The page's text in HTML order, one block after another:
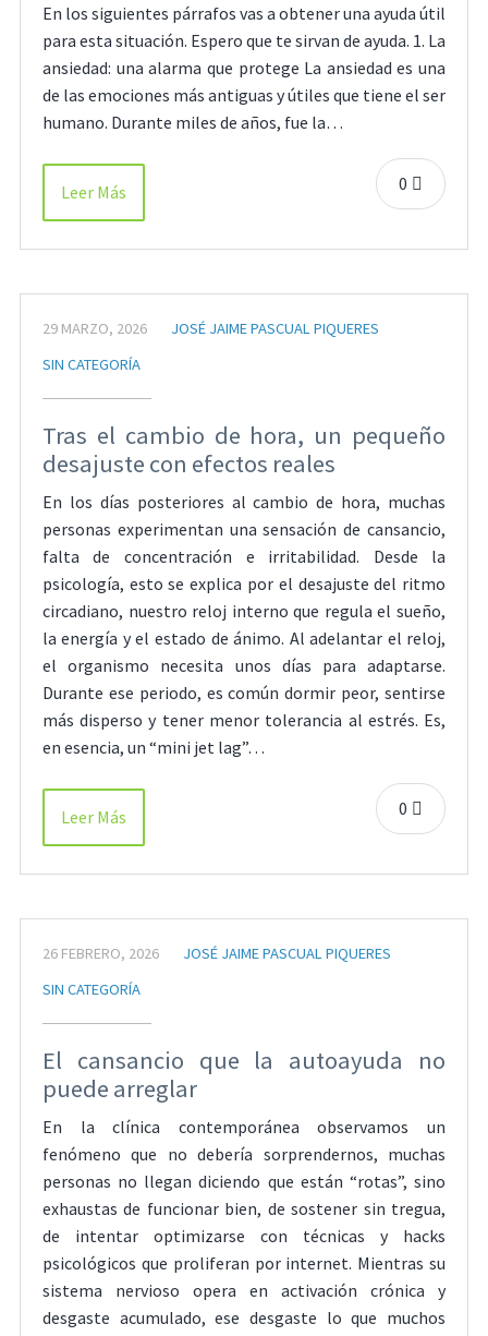
En los siguientes párrafos vas a obtener una ayuda útil
para esta situación. Espero que te sirvan de ayuda. 1. La
ansiedad: una alarma que protege La ansiedad es una
de las emociones más antiguas y útiles que tiene el ser
humano. Durante miles de años, fue la…
0
Leer Más
29 MARZO, 2026
JOSÉ JAIME PASCUAL PIQUERES
SIN CATEGORÍA
Tras el cambio de hora, un pequeño
desajuste con efectos reales
En los días posteriores al cambio de hora, muchas
personas experimentan una sensación de cansancio,
falta de concentración e irritabilidad. Desde la
psicología, esto se explica por el desajuste del ritmo
circadiano, nuestro reloj interno que regula el sueño,
la energía y el estado de ánimo. Al adelantar el reloj,
el organismo necesita unos días para adaptarse.
Durante ese periodo, es común dormir peor, sentirse
más disperso y tener menor tolerancia al estrés. Es,
en esencia, un “mini jet lag”…
0
Leer Más
26 FEBRERO, 2026
JOSÉ JAIME PASCUAL PIQUERES
SIN CATEGORÍA
El cansancio que la autoayuda no
puede arreglar
En la clínica contemporánea observamos un
fenómeno que no debería sorprendernos, muchas
personas no llegan diciendo que están “rotas”, sino
exhaustas de funcionar bien, de sostener sin tregua,
de intentar optimizarse con técnicas y hacks
psicológicos que proliferan por internet. Mientras su
sistema nervioso opera en activación crónica y
desgaste acumulado, ese desgaste lo que muchos